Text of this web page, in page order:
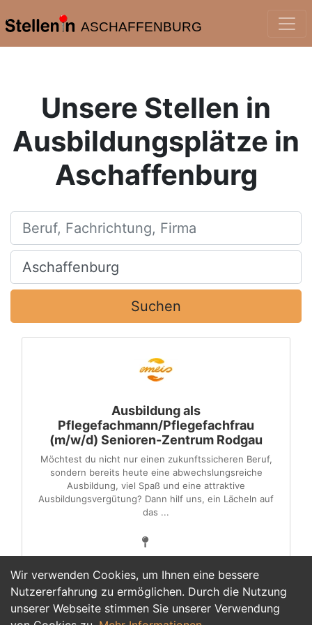
ASCHAFFENBURG
Wir verwenden Cookies, um Ihnen eine bessere
Nutzererfahrung zu ermöglichen. Durch die Nutzung
unserer Webseite stimmen Sie unserer Verwendung
Unsere Stellen in
Ausbildungsplätze in
Aschaffenburg
Beruf, Fachrichtung, Firma
Ort, Stadt
Suchen
Ausbildung als
Pflegefachmann/Pflegefachfrau
(m/w/d) Senioren-Zentrum Rodgau
Möchtest du nicht nur einen zukunftssicheren Beruf,
sondern bereits heute eine abwechslungsreiche
Ausbildung, viel Spaß und eine attraktive
Ausbildungsvergütung? Dann hilf uns, ein Lächeln auf
das ...
1